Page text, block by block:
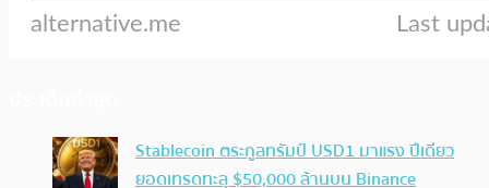
Stablecoin ตระกูลทรัมป์ USD1 มาแรง ปีเดียว
ยอดเทรดทะลุ $50,000 ล้านบน Binance